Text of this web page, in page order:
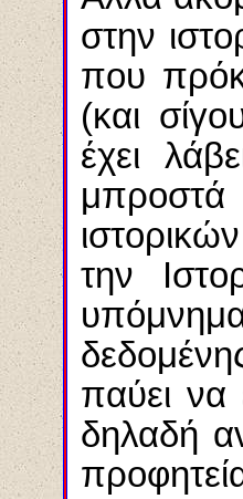
στην
που
(και
έχει
την
παύει να
δηλαδή